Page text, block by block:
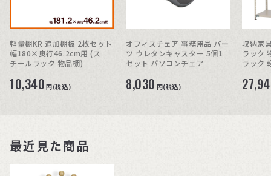
軽量棚KR 追加棚板 2枚セット
幅180×奥行46.2cm用 (ス
チールラック 物品棚)
10,340 円(税込)
オフィスチェア 事務用品 パー
ツ ウレタンキャスター 5個1
セット パソコンチェア
8,030 円(税込)
収納家
ラック
ラック
最近見た商品